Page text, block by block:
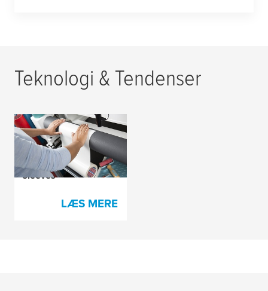
Teknologi & Tendenser
Omfattende sortiment
til plademontering på
komprimerbare
sleeves
LÆS MERE